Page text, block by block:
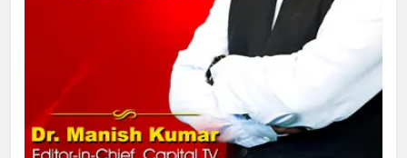
289 एकड़ भूमि पर विकसित होगा कार्बन-
फ्री डेटा सेंटर, हजारों उच्च-कुशल
रोजगार सृजन की संभावना
4